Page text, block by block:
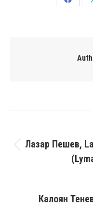
Share
navigation
Лазар Пешев,
Калоян